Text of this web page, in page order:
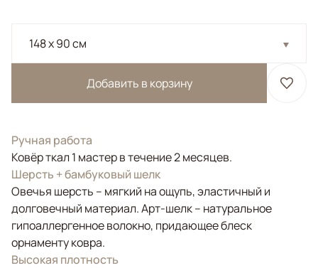
148 x 90 см
Добавить в корзину
Ручная работа
Ковёр ткал 1 мастер в течение 2 месяцев.
Шерсть + бамбуковый шелк
Овечья шерсть – мягкий на ощупь, эластичный и
долговечный материал. Арт-шелк – натуральное
гипоаллергенное волокно, придающее блеск
орнаменту ковра.
Высокая плотность